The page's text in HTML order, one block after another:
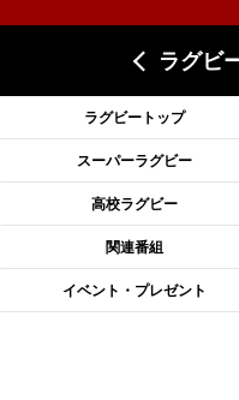
2026年6月18日(木)更新
滑川剛人レフリー、早過ぎる
2026年6月11日(木)更新
神戸、リーグワン初優勝の道
2026年6月4日(木)更新
“泣き虫先生”こと山口良治氏死
ラグビ
ラグビートップ
スーパーラグビー
高校ラグビー
関連番組
イベント・プレゼント